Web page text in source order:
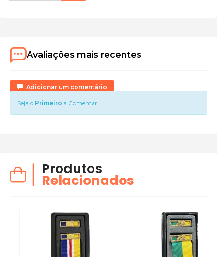
Avaliações mais recentes
Adicionar um comentário
Seja o Primeiro a Comentar!
Produtos
Relacionados